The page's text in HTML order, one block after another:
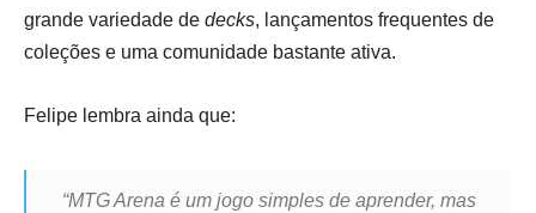
grande variedade de decks, lançamentos frequentes de
coleções e uma comunidade bastante ativa.
Felipe lembra ainda que:
“MTG Arena é um jogo simples de aprender, mas